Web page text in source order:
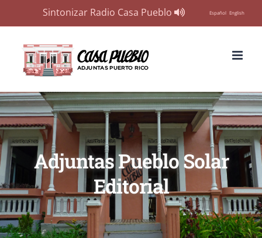
Sintonizar Radio Casa Pueblo Español English
content
Adjuntas Pueblo Solar
Editorial